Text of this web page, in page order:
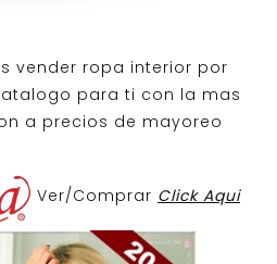
vender ropa interior por
para ti con la mas
a precios de mayoreo
Ver/Comprar Click Aqui